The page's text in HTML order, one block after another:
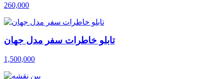
260,000
تابلو خاطرات سفر مدل جهان
1,500,000